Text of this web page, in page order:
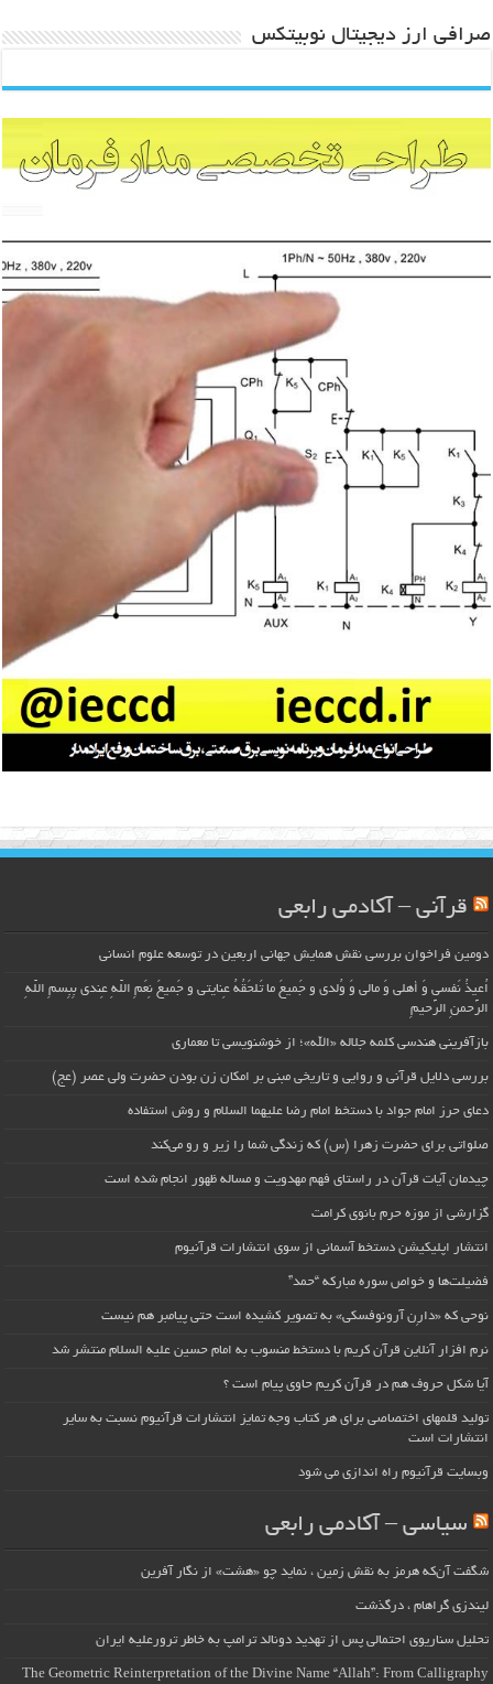
صرافی ارز دیجیتال نوبیتکس
قرآنی – آکادمی رابعی
دومین فراخوان بررسی نقش همایش جهانی اربعین در توسعه علوم انسانی
اُعیذُ نَفسی وَ أهلی وَ مالی وَ وُلدی و جَمیعَ ما تَلحَقُهُ عِنایتی و جَمیعَ نِعَمِ اللّهِ عِندی بِبِسمِ اللّهِ
الرَّحمنِ الرَّحیمِ
بازآفرینی هندسی کلمه جلاله «الله»؛ از خوشنویسی تا معماری
بررسی دلایل قرآنی و روایی و تاریخی مبنی بر امکان زن بودن حضرت ولی عصر (عج)
دعای حرز امام جواد با دستخط امام رضا علیهما السلام و روش استفاده
صلواتی برای حضرت زهرا (س) که زندگی شما را زیر و رو می‌کند
چیدمان آیات قرآن در راستای فهم مهدویت و مساله ظهور انجام شده است
گزارشی از موزه حرم بانوی کرامت
انتشار اپلیکیشن دستخط آسمانی از سوی انتشارات قرآنیوم
فضیلت‌ها و خواص سوره مبارکه “حمد”
نوحی که «دارِن آرونوفسکی» به تصویر کشیده است حتی پیامبر هم نیست
نرم افزار آنلاین قرآن کریم با دستخط منسوب به امام حسین علیه السلام منتشر شد
آیا شکل حروف هم در قرآن کریم حاوی پیام است ؟
تولید قلمهای اختصاصی برای هر کتاب وجه تمایز انتشارات قرآنیوم نسبت به سایر
انتشارات است
وبسایت قرآنیوم راه اندازی می شود
سیاسی – آکادمی رابعی
شگفت آن‌که هرمز به نقش زمین ، نماید چو «هشت» از نگار آفرین
لیندزی گراهام ، درگذشت
تحلیل سناریوی احتمالی پس از تهدید دونالد ترامپ به خاطر ترورعلیه ایران
The Geometric Reinterpretation of the Divine Name “Allah”: From Calligraphy